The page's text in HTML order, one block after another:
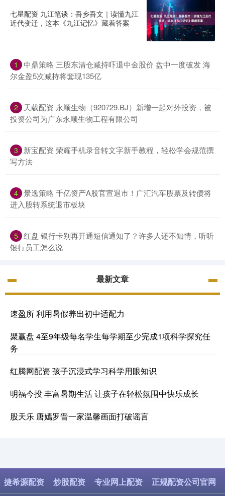
七星配资 九江笔谈：吾乡吾文｜读懂九江
近代变迁，这本《九江记忆》藏着答案
1
中鼎策略 三股东清仓减持吓退中金股价 盘中一度破发 海
尔金盈5次减持将套现135亿
2
天载配资 永顺生物（920729.BJ）新增一起对外投资，被
投资公司为广东永顺生物工程有限公司
3
新宝配资 荣耀手机录音转文字新手教程，轻松学会规范撰
写方法
4 景逸策略 千亿资产A股官宣退市！广汇汽车股票及转债将
进入股转系统退市板块
5 红盘 银行卡别再开通短信通知了？许多人还不知情，听听
银行员工怎么说
最新文章
速盈所 利用暑假养出初中适配力
聚赢盘 4至9年级每名学生每学期至少完成1项科学探究任
务
红腾网配资 孩子沉浸式学习科学用眼知识
明福今投 丰富暑期生活 让孩子在轻松氛围中快乐成长
股天乐 唐嫣罗晋一家温馨画面打破谣言
捷希源配资 炒股配资 专业网上配资 正规配资公司官网